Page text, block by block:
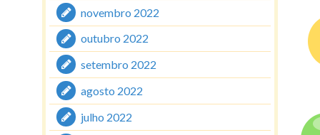
novembro 2022
outubro 2022
setembro 2022
agosto 2022
julho 2022